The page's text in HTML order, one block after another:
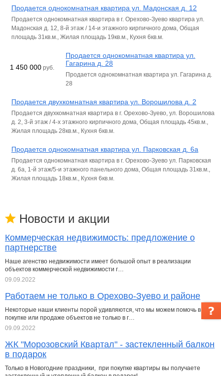
Продается однокомнатная квартира ул. Мадонская д. 12
Продается однокомнатная квартира в г. Орехово-Зуево квартира ул.
Мадонская д. 12, 8-й этаж / 14-и этажного кирпичного дома, Общая
площадь 31кв.м., Жилая площадь 19кв.м., Кухня 6кв.м.
1 450 000 руб.
Продается однокомнатная квартира ул.
Гагарина д. 28
Продается однокомнатная квартира ул. Гагарина д.
28
Продается двухкомнатная квартира ул. Ворошилова д. 2
Продается двухкомнатная квартира в г. Орехово-Зуево, ул. Ворошилова
д. 2, 3-й этаж / 4-х этажного кирпичного дома, Общая площадь 45кв.м.,
Жилая площадь 28кв.м., Кухня 6кв.м.
Продается однокомнатная квартира ул. Парковская д. 6а
Продается однокомнатная квартира в г. Орехово-Зуево ул. Парковская
д. 6а, 1-й этаж/5-и этажного панельного дома, Общая площадь 31кв.м.,
Жилая площадь 18кв.м., Кухня 6кв.м.
Новости и акции
Коммерческая недвижимость: предложение о
партнерстве
Наше агенство недвижимости имеет большой опыт в реализации
объектов коммерческой недвижимости г…
09.09.2022
Работаем не только в Орехово-Зуево и районе
Некоторые наши клиенты порой удивляются, что мы можем помочь в
покупке или продаже объектов не только в г…
09.09.2022
ЖК "Морозовский Квартал" - застекленный балкон
в подарок
Только в Новогодние праздники, при покупке квартиры вы получаете